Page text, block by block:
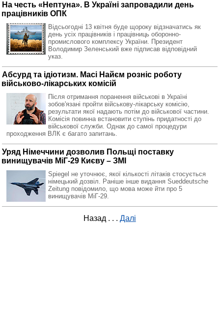
На честь «Нептуна». В Україні запровадили день
працівників ОПК
Відсьогодні 13 квітня буде щороку відзначатись як
день усіх працівників і працівниць оборонно-
промислового комплексу України. Президент
Володимир Зеленський вже підписав відповідний
указ.
Абсурд та ідіотизм. Масі Найєм розніс роботу
військово-лікарських комісій
Після отримання поранення військові в Україні
зобов'язані пройти військову-лікарську комісію,
результати якої надають потім до військової частини.
Комісія повинна встановити ступінь придатності до
військової служби. Однак до самої процедури
проходження ВЛК є багато запитань.
Уряд Німеччини дозволив Польщі поставку
винищувачів МіГ-29 Києву – ЗМІ
Spiegel не уточнює, якої кількості літаків стосується
німецький дозвіл. Раніше інше видання Sueddeutsche
Zeitung повідомило, що мова може йти про 5
винищувачів МіГ-29.
Назад . . . Далі